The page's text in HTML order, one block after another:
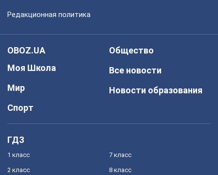
Редакционная политика
OBOZ.UA
Моя Школа
Мир
Спорт
Общество
Все новости
Новости образования
ГДЗ
1 класс
2 класс
7 класс
8 класс